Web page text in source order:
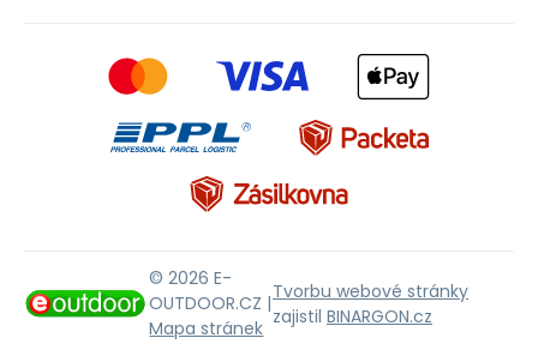
© 2026 E-
OUTDOOR.CZ |
Mapa stránek
Tvorbu webové stránky
zajistil BINARGON.cz